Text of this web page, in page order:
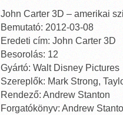
John Carter 3D – amerikai
Bemutató: 2012-03-08
Eredeti cím: John Carter 3D
Besorolás: 12
Gyártó: Walt Disney Pictures
Szereplők: Mark Strong,
Rendező: Andrew Stanton
Forgatókönyv: Andrew